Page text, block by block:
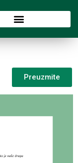
Preuzmite